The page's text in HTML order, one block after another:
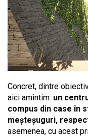
Concret, dintre
aici amintim: un
compus din case în
meșteșuguri,
asemenea, cu acest